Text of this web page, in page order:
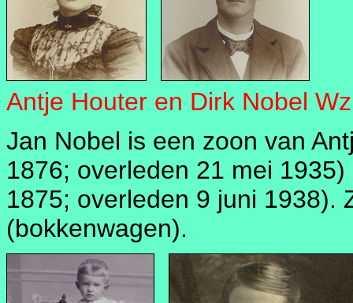
Antje Houter en Dirk Nobel
Jan Nobel is een zoon van
1876; overleden 21 mei
1875; overleden 9 juni 1938).
(bokkenwagen).